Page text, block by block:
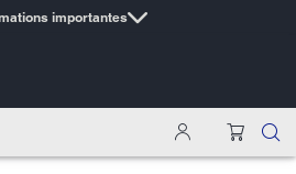
importantes